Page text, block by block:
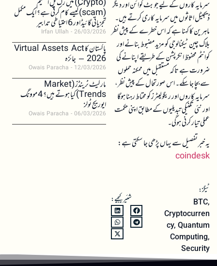
سرمایہ کاروں کے لیے جو بٹ کوائن اور دیگر
ڈیجیٹل اثاثوں میں سرمایہ کاری کرتے ہیں۔
ماہرین کا کہنا ہے کہ اس خطرے کے پیش نظر
بلاک چین ٹیکنالوجی کو مزید مضبوط بنانے اور
کوانٹم محفوظ انکرپشن کے طریقے اپنانے کی
ضرورت ہے تاکہ مستقبل میں ممکنہ حملوں
سے بچا جا سکے۔ اس صورتحال کے پیش نظر،
سرمایہ کاروں اور ریگولیٹرز کو محتاط رہنا ہوگا
اور نئی تکنیکی تبدیلیوں کے مطابق اپنی حکمت
عملی تیار کرنی ہوگی۔
یہ خبر تفصیل سے یہاں پڑھی جا سکتی ہے:
coindesk
ٹیگز:
BTC,
Cryptocurren
cy, Quantum
Computing,
Security
شئیر کیجیے:
(Crypto) میں رگ پل اسکیم
(scam)کیسے کام کرتی ہے؟ ایک مکمل
تجزیاتی گائیڈ اور 6 احتیاطی تدابیر
Irfan Ullah 26/03/2026
پاکستان کا Virtual Assets Act
2026 – جائزہ
Owais Paracha 12/03/2026
مارکیٹ ٹرینڈز (Market
Trends) کیا ہوتے ہیں؟ 4 موونگ
ایوریج ٹولز
Owais Paracha 06/03/2026